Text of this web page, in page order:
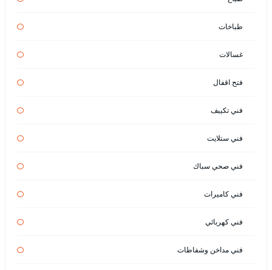
طباخات
غسالات
فتح اقفال
فني تكييف
فني ستلايت
فني صحي سباك
فني كاميرات
فني كهربائي
فني مداخن وشفاطات